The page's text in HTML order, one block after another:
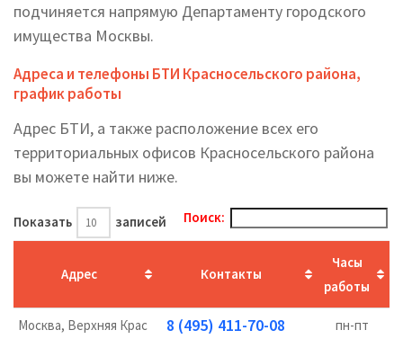
подчиняется напрямую Департаменту городского
имущества Москвы.
Адреса и телефоны БТИ Красносельского района,
график работы
Адрес БТИ, а также расположение всех его
территориальных офисов Красносельского района
вы можете найти ниже.
Показать записей Поиск:
Адрес Контакты
Часы
работы
Москва, Верхняя Крас
8 (495) 411-70-08
пн-пт